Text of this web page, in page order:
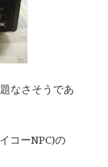
なさそうであ
コーNPC)の